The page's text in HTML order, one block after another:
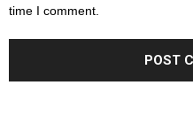
time I comment.